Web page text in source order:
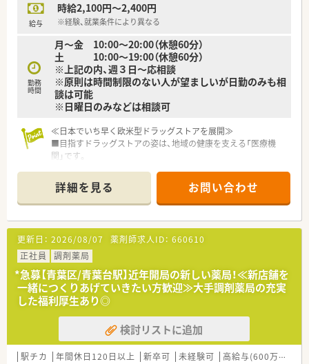
【こんな取り組みをしています】
■入社後には専用の研修センターにて調剤の手順や機器の操作
■患者様の自宅をリアルに再現した在宅研修センターを用いて
訪問業務の模擬体験研修を行っています。
■症状から疾患を推測するための症候学研修など専門性を高め
るための多彩な教育プログラムがあります。
給与
時給2,100円～2,400円
※経験、就業条件により異なる
勤務
時間
月～金 10:00～20:00（休憩60分）
土 10:00～19:00（休憩60分）
※上記の内、週３日～応相談
※原則は時間制限のない人が望ましいが日勤のみも相
談は可能
※日曜日のみなどは相談可
≪日本でいち早く欧米型ドラッグストアを展開≫
■目指すドラッグストアの姿は、地域の健康を支える「医療機
関」です。
ション」を推進しています。
■医療ヘルスケア商品（調剤＋OTC等）の売上割合は約50％で業
界トップクラス！
■調剤を核に、OTC・サプリメントなど、各分野で的確にアドバ
イスできる総合力が強みです。
■セルフメディケーションを推進することにより、医療費削減を
通じて社会にも貢献しています。
≪住友商事100％出資の安定した事業経営≫
■M&Aが積極的に行われるドラッグストア業界において盤石な
経営基盤は大きな強みです。
■総合商社として重要なヘルスケア分野に、戦略的かつ積極的な
先行投資をしています。
■住友商事の協力を受け、調剤オペレーションの自動化を導入し
効率化も図っています。
詳細を見る お問い合わせ
更新日： 2026/08/07 薬剤師求人ID： 660610
正社員
調剤薬局
*急募【青葉区/青葉台駅】近年開局の新しい薬局！≪新店舗を
一緒につくりあげていきたい方歓迎≫大手調剤薬局の充実
した福利厚生あり◎
検討リストに追加
駅チカ 年間休日120日以上 新卒可 未経験可 高給与(600万円以上)